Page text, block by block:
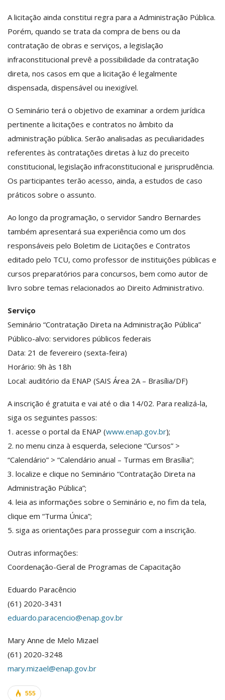
A licitação ainda constitui regra para a Administração Pública.
Porém, quando se trata da compra de bens ou da
contratação de obras e serviços, a legislação
infraconstitucional prevê a possibilidade da contratação
direta, nos casos em que a licitação é legalmente
dispensada, dispensável ou inexigível.
O Seminário terá o objetivo de examinar a ordem jurídica
pertinente a licitações e contratos no âmbito da
administração pública. Serão analisadas as peculiaridades
referentes às contratações diretas à luz do preceito
constitucional, legislação infraconstitucional e jurisprudência.
Os participantes terão acesso, ainda, a estudos de caso
práticos sobre o assunto.
Ao longo da programação, o servidor Sandro Bernardes
também apresentará sua experiência como um dos
responsáveis pelo Boletim de Licitações e Contratos
editado pelo TCU, como professor de instituições públicas e
cursos preparatórios para concursos, bem como autor de
livro sobre temas relacionados ao Direito Administrativo.
Serviço
Seminário “Contratação Direta na Administração Pública”
Público-alvo: servidores públicos federais
Data: 21 de fevereiro (sexta-feira)
Horário: 9h às 18h
Local: auditório da ENAP (SAIS Área 2A – Brasília/DF)
A inscrição é gratuita e vai até o dia 14/02. Para realizá-la,
siga os seguintes passos:
1. acesse o portal da ENAP (www.enap.gov.br);
2. no menu cinza à esquerda, selecione “Cursos” >
“Calendário” > “Calendário anual – Turmas em Brasília”;
3. localize e clique no Seminário “Contratação Direta na
Administração Pública”;
4. leia as informações sobre o Seminário e, no fim da tela,
clique em “Turma Única”;
5. siga as orientações para prosseguir com a inscrição.
Outras informações:
Coordenação-Geral de Programas de Capacitação
Eduardo Paracêncio
(61) 2020-3431
eduardo.paracencio@enap.gov.br
Mary Anne de Melo Mizael
(61) 2020-3248
mary.mizael@enap.gov.br
555